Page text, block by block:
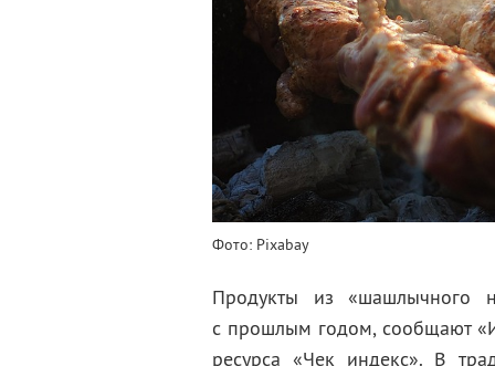
Фото: Pixabay
Продукты из «шашлычного
с прошлым годом, сообщают
ресурса «Чек индекс». В